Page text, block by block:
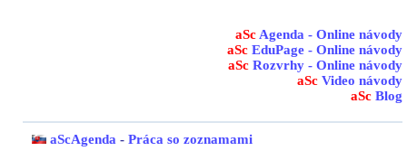
aSc Agenda - Online návody
aSc EduPage - Online návody
aSc Rozvrhy - Online návody
aSc Video návody
aSc Blog
aScAgenda - Práca so zoznamami